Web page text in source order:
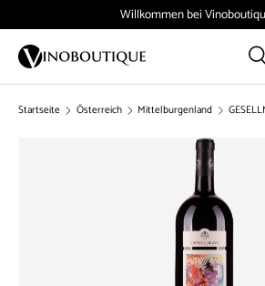
Direkt zum Inhalt
Willkommen bei
Suchen
Startseite Österreich Mittelburgenland